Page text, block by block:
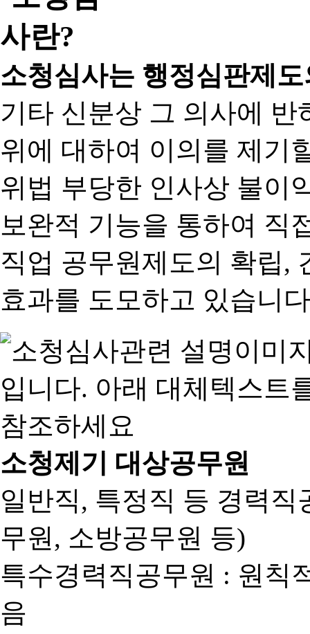
소청심사는 행정심판제
기타 신분상 그 의사에
위에 대하여 이의를 제기
위법 부당한 인사상 불이
보완적 기능을 통하여 직
직업 공무원제도의 확립,
효과를 도모하고 있습니
소청제기 대상공무원
일반직, 특정직 등 경력
무원, 소방공무원 등)
특수경력직공무원 : 원칙
음